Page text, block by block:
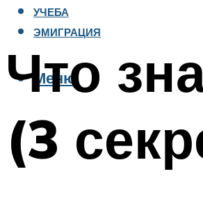
УЧЕБА
ЭМИГРАЦИЯ
Меню
Что
(3